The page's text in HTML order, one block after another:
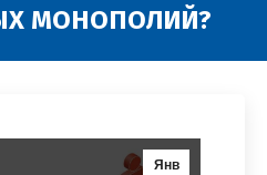
МОНОПОЛИЙ?
Янв